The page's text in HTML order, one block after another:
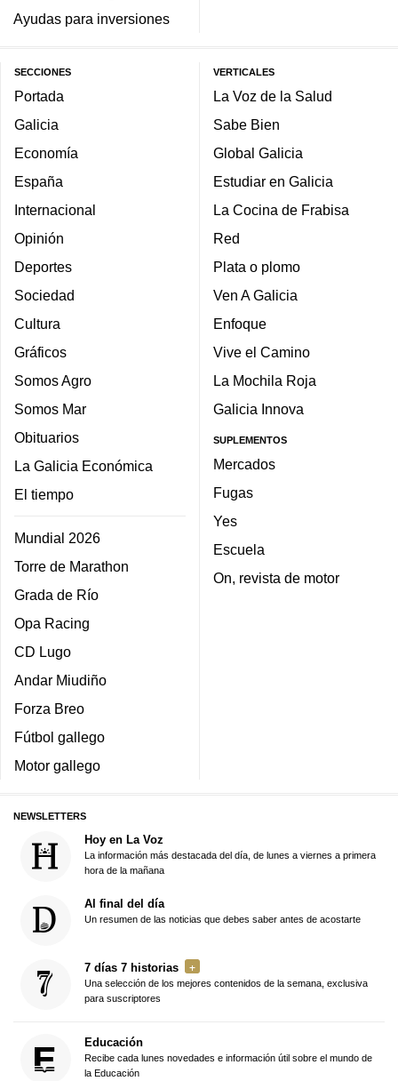
Ayudas para inversiones
SECCIONES
Portada
Galicia
Economía
España
Internacional
Opinión
Deportes
Sociedad
Cultura
Gráficos
Somos Agro
Somos Mar
Obituarios
La Galicia Económica
El tiempo
Mundial 2026
Torre de Marathon
Grada de Río
Opa Racing
CD Lugo
Andar Miudiño
Forza Breo
Fútbol gallego
Motor gallego
VERTICALES
La Voz de la Salud
Sabe Bien
Global Galicia
Estudiar en Galicia
La Cocina de Frabisa
Red
Plata o plomo
Ven A Galicia
Enfoque
Vive el Camino
La Mochila Roja
Galicia Innova
SUPLEMENTOS
Mercados
Fugas
Yes
Escuela
On, revista de motor
NEWSLETTERS
Hoy en La Voz
La información más destacada del día, de lunes a viernes a primera
hora de la mañana
Al final del día
Un resumen de las noticias que debes saber antes de acostarte
7 días 7 historias
Una selección de los mejores contenidos de la semana, exclusiva
para suscriptores
Educación
Recibe cada lunes novedades e información útil sobre el mundo de
la Educación